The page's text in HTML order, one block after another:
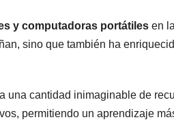
y computadoras ⁢portátiles en
‍sino ⁤que también ha
una cantidad ⁤inimaginable ⁤de
permitiendo un aprendizaje